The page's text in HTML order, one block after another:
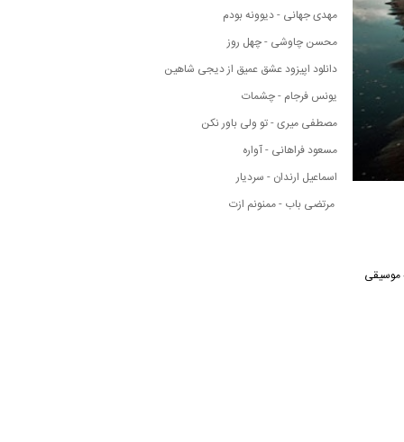
موسیقی
مهدی جهانی - دیوونه بودم
محسن چاوشی - چهل روز
دانلود اپیزود عشق عمیق از دیجی شاهین
یونس فرجام - چشمات
مصطفی میری - تو ولی باور نکن
مسعود فراهانی - آواره
اسماعیل ارندان - سردیار
مرتضی باب - ممنونم ازت